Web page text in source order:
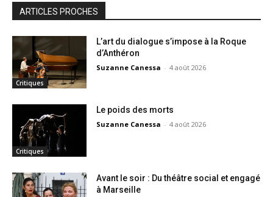
ARTICLES PROCHES
Critiques
L’art du dialogue s’impose à la Roque
d’Anthéron
Suzanne Canessa - 4 août 2026
Critiques
Le poids des morts
Suzanne Canessa - 4 août 2026
Avant le soir : Du théâtre social et engagé
à Marseille